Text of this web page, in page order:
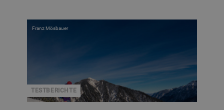
TESTBERICHTE
Franz Mösbauer